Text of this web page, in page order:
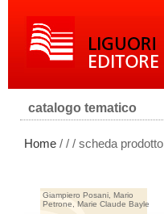
catalogo tematico
Home / / / scheda prodotto
Giampiero Posani, Mario
Petrone, Marie Claude Bayle